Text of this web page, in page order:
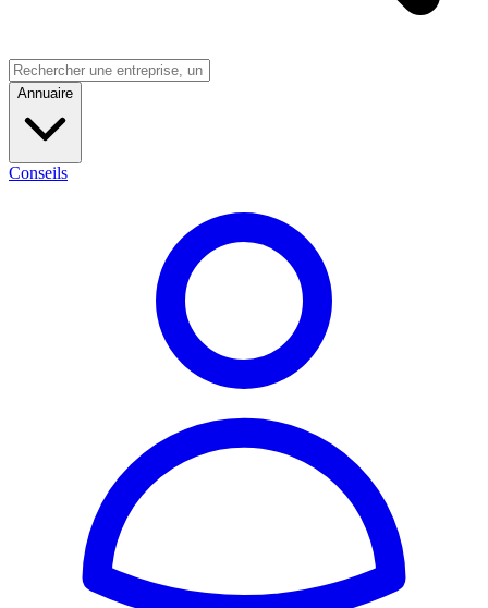
Annuaire
Conseils